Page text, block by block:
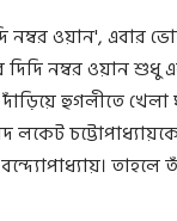
ওয়ান', এবার
নম্বর ওয়ান শুধু
হুগলীতে খেলা
লকেট
তাহলে